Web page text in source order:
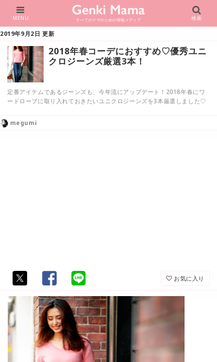
すべてのママのための情報メディア
MENU 検索
2019年9月2日 更新
2018年春コーデにおすすめ♡優秀ユニ
クロジーンズ厳選3本！
定番アイテムであるジーンズも、今年流にアップデート！2018年春にワ
ードローブに取り入れておきたいユニクロジーンズを3本厳選しました♡
megumi
お気に入り